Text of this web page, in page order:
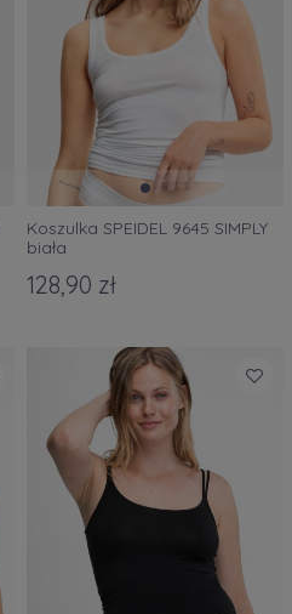
Koszulka SPEIDEL 9645 SIMPLY
biała
128,90 zł